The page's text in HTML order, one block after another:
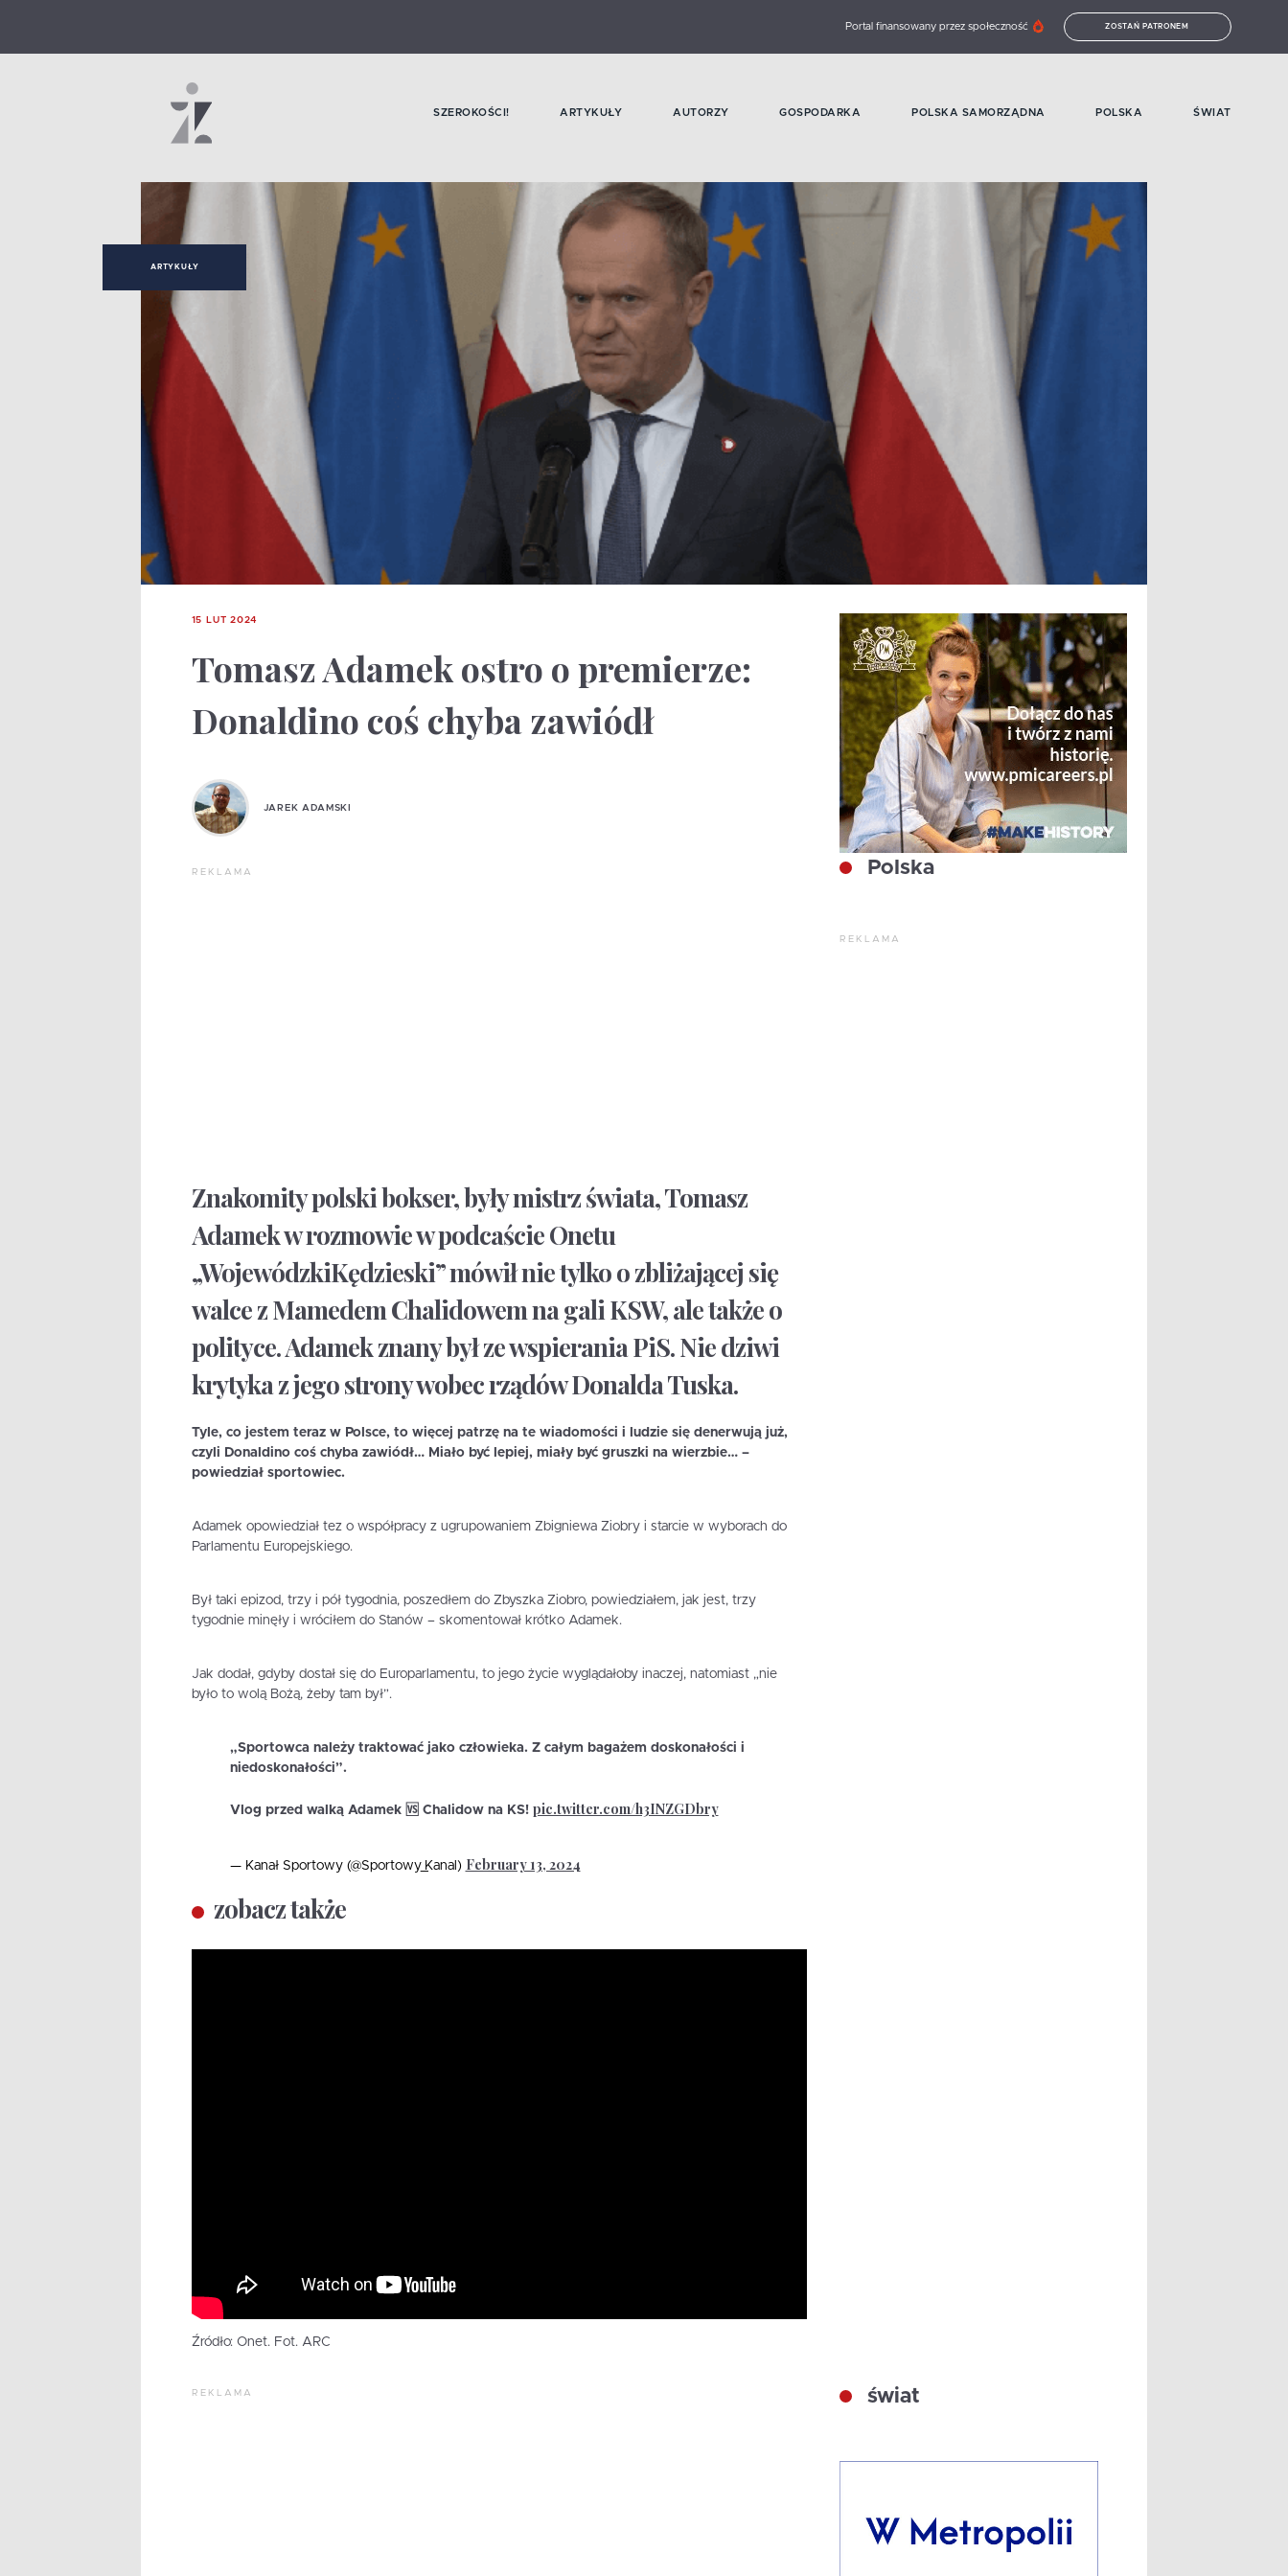
Portal finansowany przez społeczność ZOSTAŃ PATRONEM
SZEROKOŚCI! ARTYKUŁY AUTORZY GOSPODARKA POLSKA SAMORZĄDNA POLSKA ŚWIAT
ARTYKUŁY
15 LUT 2024
Tomasz Adamek ostro o premierze:
Donaldino coś chyba zawiódł
JAREK ADAMSKI
REKLAMA
Znakomity polski bokser, były mistrz świata, Tomasz
Adamek w rozmowie w podcaście Onetu
„WojewódzkiKędzieski” mówił nie tylko o zbliżającej się
walce z Mamedem Chalidowem na gali KSW, ale także o
polityce. Adamek znany był ze wspierania PiS. Nie dziwi
krytyka z jego strony wobec rządów Donalda Tuska.
Tyle, co jestem teraz w Polsce, to więcej patrzę na te wiadomości i ludzie się denerwują już,
czyli Donaldino coś chyba zawiódł… Miało być lepiej, miały być gruszki na wierzbie… –
powiedział sportowiec.
Adamek opowiedział tez o współpracy z ugrupowaniem Zbigniewa Ziobry i starcie w wyborach do
Parlamentu Europejskiego.
Był taki epizod, trzy i pół tygodnia, poszedłem do Zbyszka Ziobro, powiedziałem, jak jest, trzy
tygodnie minęły i wróciłem do Stanów – skomentował krótko Adamek.
Jak dodał, gdyby dostał się do Europarlamentu, to jego życie wyglądałoby inaczej, natomiast „nie
było to wolą Bożą, żeby tam był”.
„Sportowca należy traktować jako człowieka. Z całym bagażem doskonałości i
niedoskonałości”.
Vlog przed walką Adamek 🆚 Chalidow na KS! pic.twitter.com/h3INZGDbry
— Kanał Sportowy (@Sportowy_Kanal) February 13, 2024
zobacz także
Źródło: Onet. Fot. ARC
REKLAMA
Polska
REKLAMA
świat